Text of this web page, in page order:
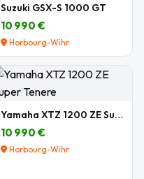
Suzuki GSX-S 1000 GT
10 990 €
Horbourg-Wihr
Yamaha XTZ 1200 ZE Super Tenere
10 990 €
Horbourg-Wihr